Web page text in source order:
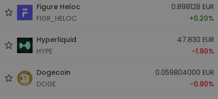
Figure Heloc
FIGR_HELOC
0.898128 EUR
+0.20%
Hyperliquid
HYPE
47.830 EUR
-1.90%
Dogecoin
DOGE
0.059804000 EUR
-0.90%